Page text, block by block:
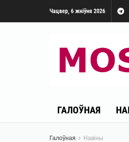
Чацвер, 6 жніўня 2026
ГАЛОЎНАЯ
Галоўная Навіны